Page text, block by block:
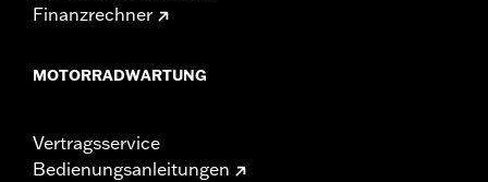
Finanzrechner
MOTORRADWARTUNG
Vertragsservice
Bedienungsanleitungen